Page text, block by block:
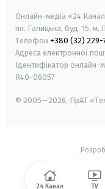
Онлайн-медіа «24
пл. Галицька, буд. 15, м.
Телефон +380 (32) 229-
Адреса електронної
Ідентифікатор онлайн-
R40-06057
© 2005—2026, ПрАТ
24 Канал TV